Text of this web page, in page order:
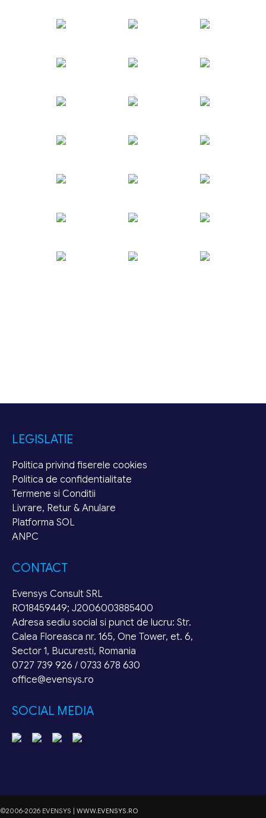
LEGISLATIE
Politica privind fiserele cookies
Politica de confidentialitate
Termene si Conditii
Livrare, Retur & Anulare
Platforma SOL
ANPC
CONTACT
Evensys Consult SRL
RO18459449; J2006003885400
Adresa sediu social si punct de lucru: Str.
Calea Floreasca nr. 165, One Tower, et. 6,
Sector 1, Bucuresti, Romania
0727 739 926 / 0733 678 630
office@evensys.ro
SOCIAL MEDIA
©2006-2026 EVENSYS | WWW.EVENSYS.RO